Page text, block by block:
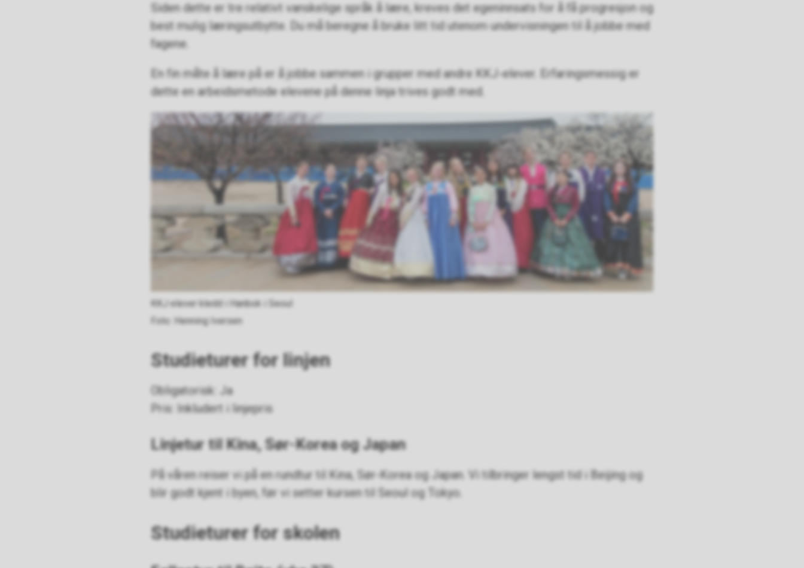
Siden dette er tre relativt vanskelige språk å lære, kreves det egeninnsats for å få progresjon og
best mulig læringsutbytte. Du må beregne å bruke litt tid utenom undervisningen til å jobbe med
fagene.
En fin måte å lære på er å jobbe sammen i grupper med andre KKJ-elever. Erfaringsmessig er
dette en arbeidsmetode elevene på denne linja trives godt med.
KKJ elever kledd i Hanbok i Seoul
Henning Iversen
Studieturer for linjen
Obligatorisk: Ja
Pris: Inkludert i linjepris
Linjetur til Kina, Sør-Korea og Japan
På våren reiser vi på en rundtur til Kina, Sør-Korea og Japan. Vi tilbringer lengst tid i Beijing og
blir godt kjent i byen, før vi setter kursen til Seoul og Tokyo.
Studieturer for skolen